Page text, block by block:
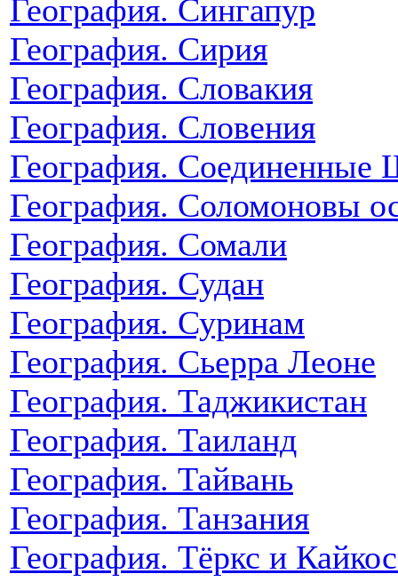
География. Сингапур
География. Сирия
География. Словакия
География. Словения
География.
География. Соломоновы
География. Сомали
География. Судан
География. Суринам
География. Сьерра Леоне
География. Таджикистан
География. Таиланд
География. Тайвань
География. Танзания
География. Тёркс и